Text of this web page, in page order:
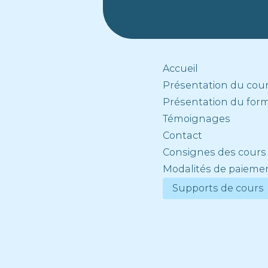
Accueil
Présentation du
Présentation du
Témoignages
Contact
Consignes des cours
Modalités de
Supports de cours